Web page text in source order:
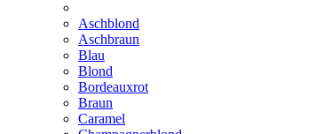
Aschblond
Aschbraun
Blau
Blond
Bordeauxrot
Braun
Caramel